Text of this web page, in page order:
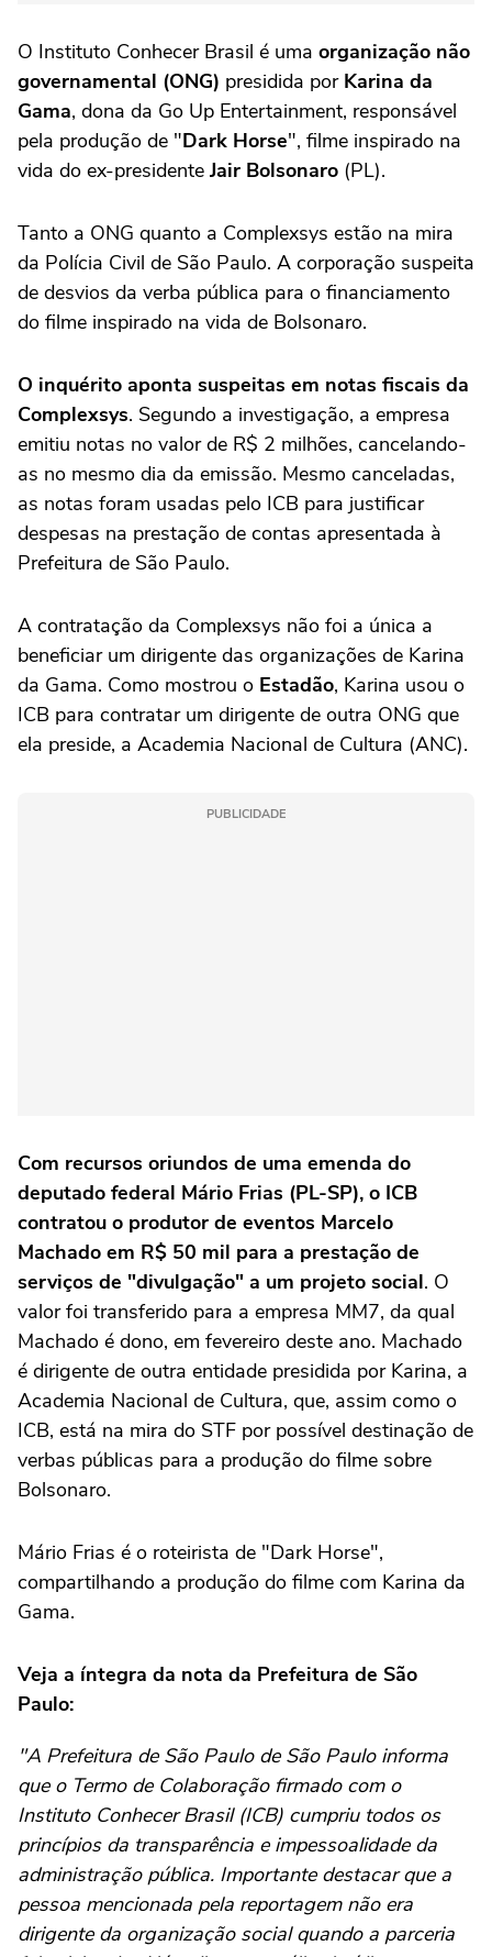
O Instituto Conhecer Brasil é uma organização não
governamental (ONG) presidida por Karina da
Gama, dona da Go Up Entertainment, responsável
pela produção de "Dark Horse", filme inspirado na
vida do ex-presidente Jair Bolsonaro (PL).
Tanto a ONG quanto a Complexsys estão na mira
da Polícia Civil de São Paulo. A corporação suspeita
de desvios da verba pública para o financiamento
do filme inspirado na vida de Bolsonaro.
O inquérito aponta suspeitas em notas fiscais da
Complexsys. Segundo a investigação, a empresa
emitiu notas no valor de R$ 2 milhões, cancelando-
as no mesmo dia da emissão. Mesmo canceladas,
as notas foram usadas pelo ICB para justificar
despesas na prestação de contas apresentada à
Prefeitura de São Paulo.
A contratação da Complexsys não foi a única a
beneficiar um dirigente das organizações de Karina
da Gama. Como mostrou o Estadão, Karina usou o
ICB para contratar um dirigente de outra ONG que
ela preside, a Academia Nacional de Cultura (ANC).
PUBLICIDADE
Com recursos oriundos de uma emenda do
deputado federal Mário Frias (PL-SP), o ICB
contratou o produtor de eventos Marcelo
Machado em R$ 50 mil para a prestação de
serviços de "divulgação" a um projeto social. O
valor foi transferido para a empresa MM7, da qual
Machado é dono, em fevereiro deste ano. Machado
é dirigente de outra entidade presidida por Karina, a
Academia Nacional de Cultura, que, assim como o
ICB, está na mira do STF por possível destinação de
verbas públicas para a produção do filme sobre
Bolsonaro.
Mário Frias é o roteirista de "Dark Horse",
compartilhando a produção do filme com Karina da
Gama.
Veja a íntegra da nota da Prefeitura de São
Paulo:
"A Prefeitura de São Paulo de São Paulo informa
que o Termo de Colaboração firmado com o
Instituto Conhecer Brasil (ICB) cumpriu todos os
princípios da transparência e impessoalidade da
administração pública. Importante destacar que a
pessoa mencionada pela reportagem não era
dirigente da organização social quando a parceria